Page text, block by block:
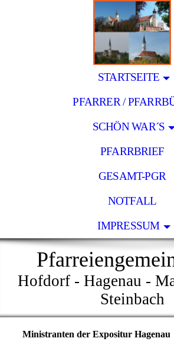
STARTSEITE
PFARRER /
SCHÖN WAR´S
PFARRBRIEF
GESAMT-PGR
NOTFALL
IMPRESSUM
Hofdorf - Hagenau -
Steinbach
Ministranten der Expositur Hagenau